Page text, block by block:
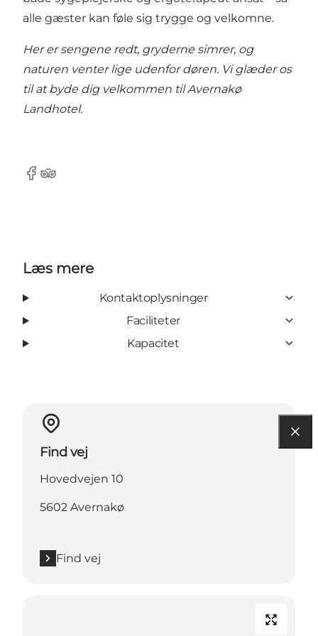
alle gæster kan føle sig trygge og velkomne.
Her er sengene redt, gryderne simrer, og
naturen venter lige udenfor døren. Vi glæder os
til at byde dig velkommen til Avernakø
Landhotel.
Facebook
Tripadvisor
Læs mere
Kontaktoplysninger
Faciliteter
Kapacitet
Find vej
Hovedvejen 10
5602 Avernakø
Find vej